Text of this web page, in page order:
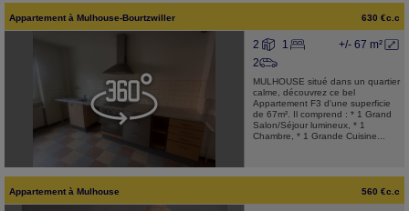
Appartement à Mulhouse-Bourtzwiller 630 €c.c
+/- 67 m²
2
1
2
MULHOUSE situé dans un quartier
calme, découvrez ce bel
Appartement F3 d'une superficie
de 67m². Il comprend : * 1 Grand
Salon/Séjour lumineux, * 1
Chambre, * 1 Grande Cuisine...
Appartement à Mulhouse 560 €c.c